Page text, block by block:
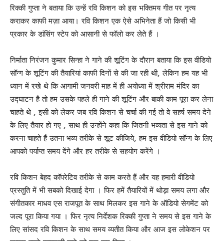
रिक्की गुप्ता ने बताया कि उन्हें रवि किशन को इस भक्तिमय गीत पर नृत्य
कराकर काफी मज़ा आया। रवि किशन एक ऐसे अभिनेता हैं जो किसी भी
प्रकार के डांसिंग स्टेप को आसानी से फॉलो कर लेते हैं ।
निर्माता निरंजन कुमार सिन्हा ने गाने की शूटिंग के दौरान बताया कि इस वीडियो
सॉन्ग के शूटिंग की तैयारियां काफी दिनों से की जा रही थी, लेकिन हम यह भी
ध्यान में रखे थे कि आगामी जनवरी माह में ही अयोध्या में श्रीराम मंदिर का
उद्घाटन है तो हम उसके पहले ही गाने की शूटिंग और बाकी काम पूरा कर लेना
चाहते थे , इसी को लेकर जब रवि किशन से चर्चा की गई तो वे सहर्ष समय देने
के लिए तैयार हो गए , साथ ही उन्होंने कहा कि जितनी भव्यता से इस गाने को
करना चाहते हैं उतना भव्य तरीके से शूट कीजिये, हम इस वीडियो सॉन्ग के लिए
आपको पर्याप्त समय देंगे और हर तरीके से सहयोग करेंगे ।
रवि किशन बेहद कॉपरेटिव तरीके से काम करते हैं और यह हमारी वीडियो
प्रस्तुति में भी सबको दिखाई देगा । फिर हमें तैयारियों में थोड़ा समय लगा और
संगीतकार माधव एस राजपूत के साथ मिलकर इस गाने के ऑडियो सेगमेंट को
जल्द पूरा किया गया । फिर नृत्य निर्देशक रिक्की गुप्ता ने समय से इस गाने के
लिए सांसद रवि किशन के साथ समय व्यतीत किया और आज इस लोकेशन पर